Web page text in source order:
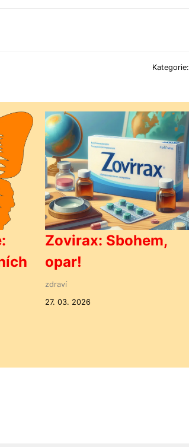
Kategorie:
Zovirax: Sbohem,
opar!
zdraví
27. 03. 2026